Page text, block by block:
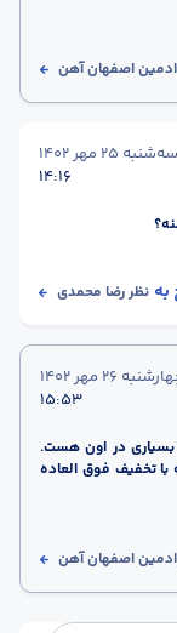
ادمین اصفهان آهن
سه‌شنبه 25 مهر 1402
14:16
به نظررضا محمدی
26 مهر 1402
15:53
در اون هست.
که با تخفیف فوق العاده
ادمین اصفهان آهن